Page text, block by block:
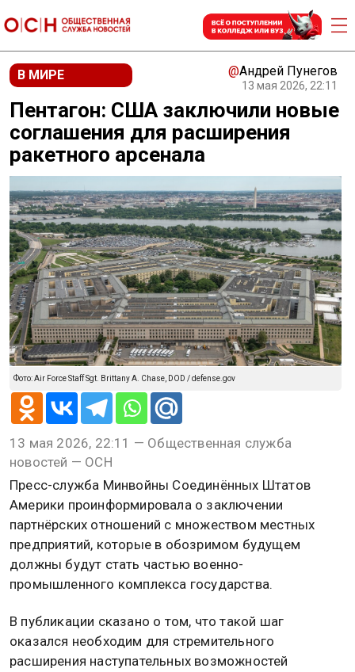
В МИРЕ @Андрей Пунегов
13 мая 2026, 22:11
Пентагон: США заключили новые
соглашения для расширения
ракетного арсенала
Фото: Air Force Staff Sgt. Brittany A. Chase, DOD / defense.gov
13 мая 2026, 22:11 — Общественная служба
новостей — ОСН
Пресс-служба Минвойны Соединённых Штатов
Америки проинформировала о заключении
партнёрских отношений с множеством местных
предприятий, которые в обозримом будущем
должны будут стать частью военно-
промышленного комплекса государства.
В публикации сказано о том, что такой шаг
оказался необходим для стремительного
расширения наступательных возможностей